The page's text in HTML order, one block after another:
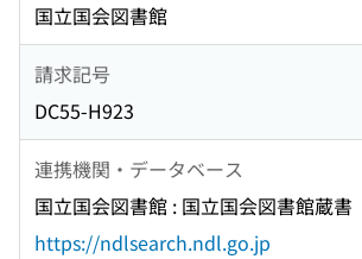
国立国会図書館
請求記号
DC55-H923
連携機関・データベース
国立国会図書館 : 国立国会図書館蔵書
https://ndlsearch.ndl.go.jp